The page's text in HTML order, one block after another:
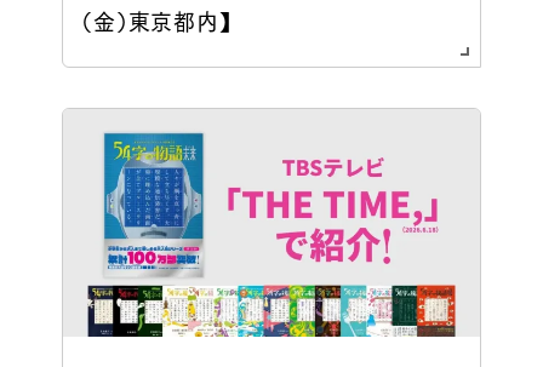
（金）東京都内】